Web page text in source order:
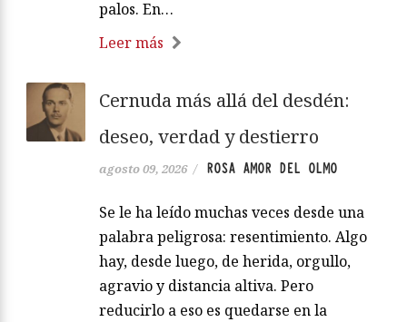
palos. En…
Leer más
Cernuda más allá del desdén:
deseo, verdad y destierro
agosto 09, 2026 / ROSA AMOR DEL OLMO
Se le ha leído muchas veces desde una
palabra peligrosa: resentimiento. Algo
hay, desde luego, de herida, orgullo,
agravio y distancia altiva. Pero
reducirlo a eso es quedarse en la